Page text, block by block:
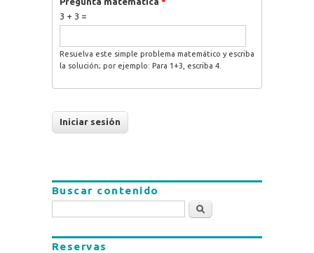
3 + 3 =
Resuelva este simple problema matemático y escriba
la solución; por ejemplo: Para 1+3, escriba 4.
Buscar contenido
Buscar
Reservas